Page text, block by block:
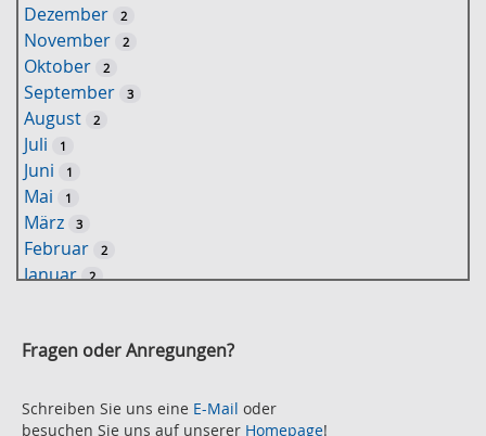
w
o
r
u
c
Dezember 2
November 2
Oktober 2
September 3
August 2
Juli 1
Juni 1
Mai 1
März 3
Februar 2
Januar 2
Oktober 2
August 2
Fragen oder Anregungen?
Schreiben Sie uns eine E-Mail oder
besuchen Sie uns auf unserer Homepage!